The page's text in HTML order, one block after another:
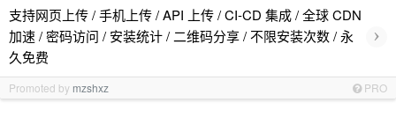
支持网页上传 / 手机上传 / API 上传 / CI-CD 集成 / 全球 CDN
加速 / 密码访问 / 安装统计 / 二维码分享 / 不限安装次数 / 永
久免费
›
Promoted by mzshxz PRO